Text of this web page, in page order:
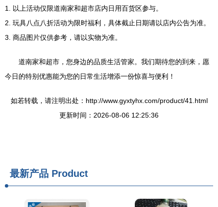
1. 以上活动仅限道南家和超市店内日用百货区参与。
2. 玩具八点八折活动为限时福利，具体截止日期请以店内公告为准。
3. 商品图片仅供参考，请以实物为准。
道南家和超市，您身边的品质生活管家。我们期待您的到来，愿
今日的特别优惠能为您的日常生活增添一份惊喜与便利！
如若转载，请注明出处：http://www.gyxtyhx.com/product/41.html
更新时间：2026-08-06 12:25:36
最新产品 Product